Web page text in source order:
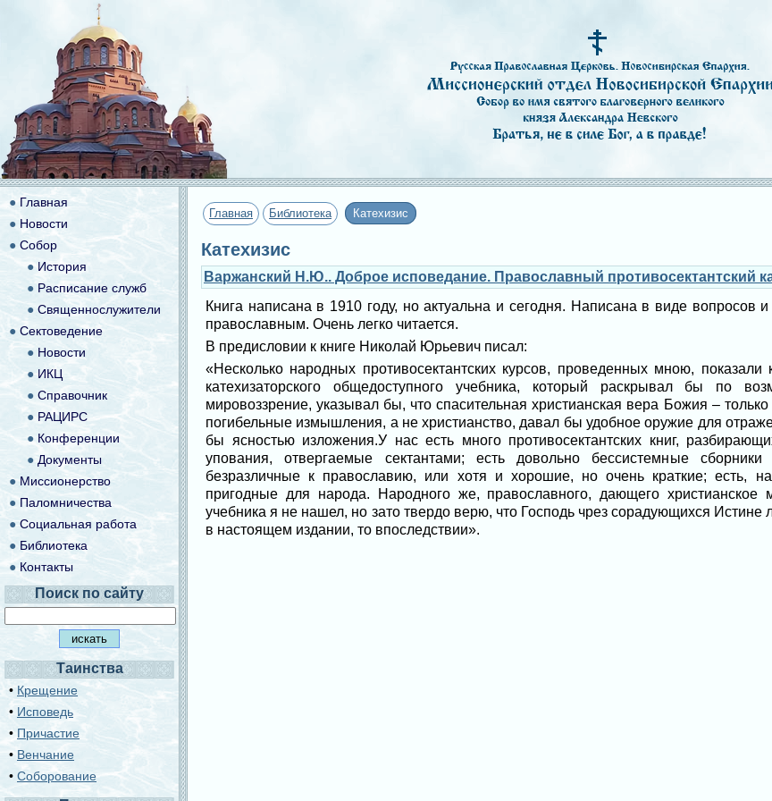
Главная Библиотека Катехизис
Катехизис
Варжанский Н.Ю.. Доброе исповедание. Православный противосектантский
Книга написана в 1910 году, но актуальна и сегодня. Написана в виде вопросов
православным. Очень легко читается.
В предисловии к книге Николай Юрьевич писал:
«Несколько народных противосектантских курсов, проведенных мною,
катехизаторского общедоступного учебника, который раскрывал бы по
мировоззрение, указывал бы, что спасительная христианская вера Божия –
погибельные измышления, а не христианство, давал бы удобное оружие для
бы ясностью изложения.У нас есть много противосектантских книг,
упования, отвергаемые сектантами; есть довольно бессистемные сборники
безразличные к православию, или хотя и хорошие, но очень краткие; есть,
пригодные для народа. Народного же, православного, дающего христианское
учебника я не нашел, но зато твердо верю, что Господь чрез сорадующихся Истине
в настоящем издании, то впоследствии».
● Главная
● Новости
● Собор
● История
● Расписание служб
● Священнослужители
● Сектоведение
● Новости
●ИКЦ
● Справочник
● РАЦИРС
● Конференции
● Документы
●Миссионерство
● Паломничества
●Социальная работа
● Библиотека
● Контакты
Поиск по сайту
Таинства
• Крещение
• Исповедь
• Причастие
• Венчание
• Соборование